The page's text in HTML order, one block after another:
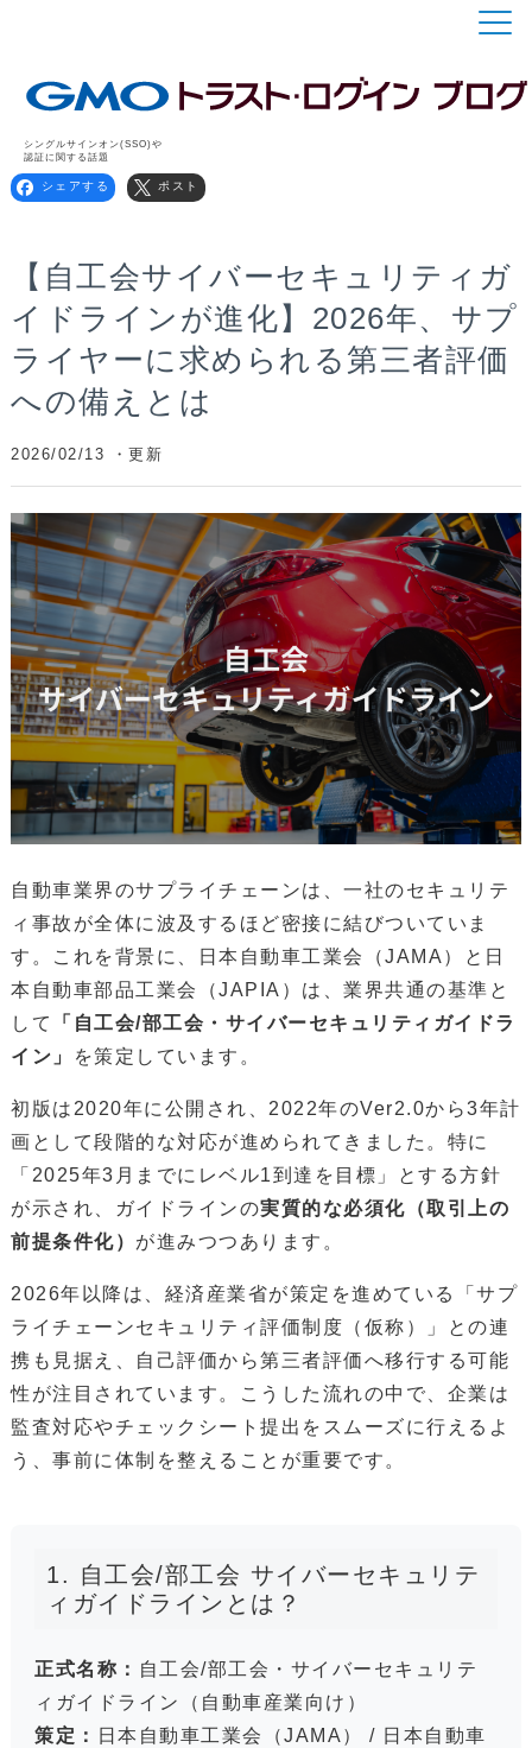
シングルサインオン(SSO)や
認証に関する話題
シェアする ポスト
【自工会サイバーセキュリティガ
イドラインが進化】2026年、サプ
ライヤーに求められる第三者評価
への備えとは
2026/02/13
自動車業界のサプライチェーンは、一社のセキュリテ
ィ事故が全体に波及するほど密接に結びついていま
す。これを背景に、日本自動車工業会（JAMA）と日
本自動車部品工業会（JAPIA）は、業界共通の基準と
して
「自工会/部工会・サイバーセキュリティガイドラ
イン」
を策定しています。
初版は2020年に公開され、2022年のVer2.0から3年計
画として段階的な対応が進められてきました。特に
「2025年3月までにレベル1到達を目標」とする方針
が示され、ガイドラインの実質的な必須化（取引上の
前提条件化） が進みつつあります。
2026年以降は、経済産業省が策定を進めている「サプ
ライチェーンセキュリティ評価制度（仮称）」との連
携も見据え、自己評価から第三者評価へ移行する可能
性が注目されています。こうした流れの中で、企業は
監査対応やチェックシート提出をスムーズに行えるよ
う、事前に体制を整えることが重要です。
1. 自工会/部工会 サイバーセキュリテ
ィガイドラインとは？
正式名称： 自工会/部工会・サイバーセキュリテ
ィガイドライン（自動車産業向け）
策定：
日本自動車工業会（JAMA） / 日本自動車